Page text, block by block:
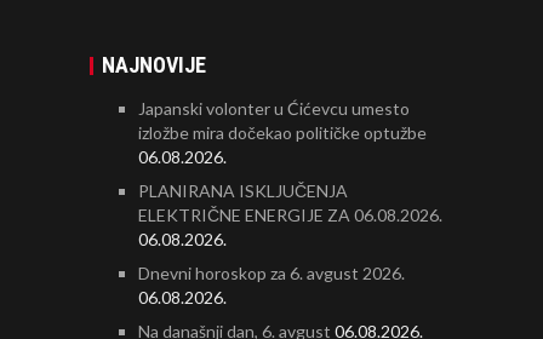
NAJNOVIJE
Japanski volonter u Ćićevcu umesto
izložbe mira dočekao političke optužbe
06.08.2026.
PLANIRANA ISKLJUČENJA
ELEKTRIČNE ENERGIJE ZA 06.08.2026.
06.08.2026.
Dnevni horoskop za 6. avgust 2026.
06.08.2026.
Na današnji dan, 6. avgust 06.08.2026.